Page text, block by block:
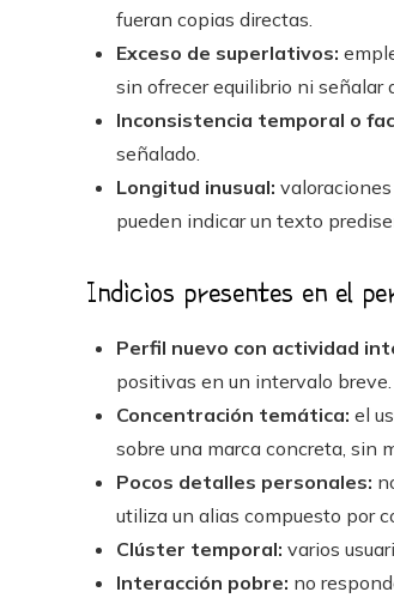
fueran copias directas.
Exceso de superlativos:
sin ofrecer equilibrio ni señalar
Inconsistencia temporal o
señalado.
Longitud inusual:
pueden indicar un texto
Indicios presentes en el
Perfil nuevo con actividad
positivas en un intervalo breve.
Concentración temática: el
sobre una marca concreta, sin
Pocos detalles personales:
utiliza un alias compuesto por
Clúster temporal: varios
Interacción pobre: no